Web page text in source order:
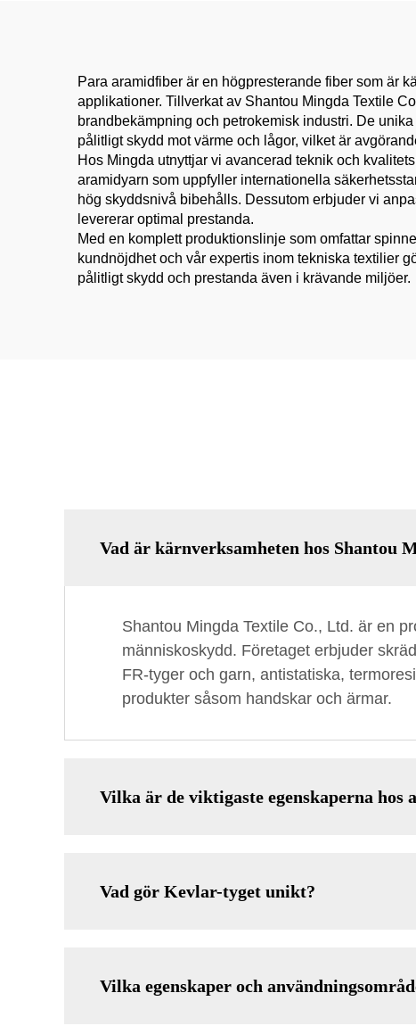
Para aramidfiber är en högpresterande fiber som är
applikationer. Tillverkat av Shantou Mingda Textile
brandbekämpning och petrokemisk industri. De
pålitligt skydd mot värme och lågor, vilket är
Hos Mingda utnyttjar vi avancerad teknik och
aramidyarn som uppfyller internationella
hög skyddsnivå bibehålls. Dessutom erbjuder vi
levererar optimal prestanda.
Med en komplett produktionslinje som omfattar
kundnöjdhet och vår expertis inom tekniska textilier
pålitligt skydd och prestanda även i krävande miljöer.
Vad är kärnverksamheten hos Shantou
Shantou Mingda Textile Co., Ltd. är en
människoskydd. Företaget erbjuder
FR-tyger och garn, antistatiska,
produkter såsom handskar och ärmar.
Vilka är de viktigaste egenskaperna hos
Vad gör Kevlar-tyget unikt?
Vilka egenskaper och